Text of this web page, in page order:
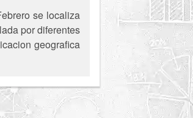
se localiza
por diferentes
geografica